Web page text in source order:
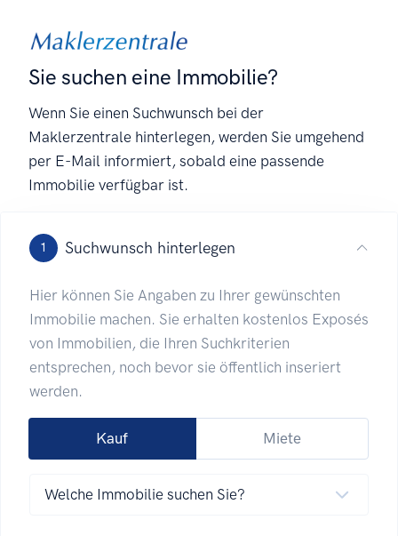
Sie suchen eine Immobilie?
Wenn Sie einen Suchwunsch bei der
Maklerzentrale hinterlegen, werden Sie umgehend
per E-Mail informiert, sobald eine passende
Immobilie verfügbar ist.
1 Suchwunsch hinterlegen
Hier können Sie Angaben zu Ihrer gewünschten
Immobilie machen. Sie erhalten kostenlos Exposés
von Immobilien, die Ihren Suchkriterien
entsprechen, noch bevor sie öffentlich inseriert
werden.
Kauf Miete